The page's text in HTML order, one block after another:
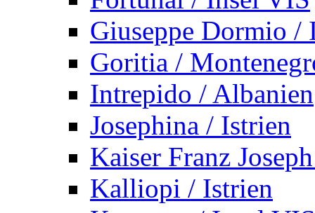
Giuseppe Dormio /
Goritia /
Intrepido / Albanien
Josephina / Istrien
Kaiser Franz
Kalliopi / Istrien